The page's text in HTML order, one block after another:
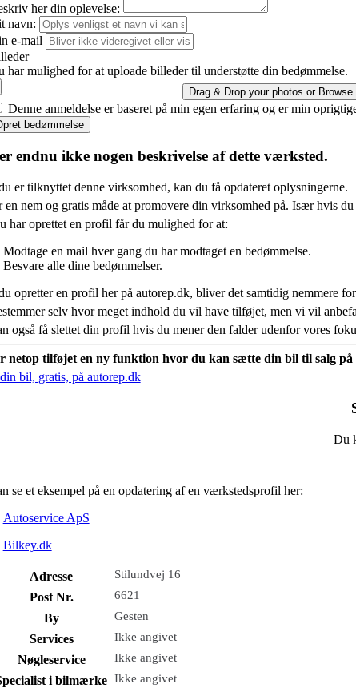
her din oplevelse:
navn:
e-mail
har mulighed for at uploade billeder til understøtte din bedømmelse.
Drag & Drop your photos or Browse
Denne anmeldelse er baseret på min egen erfaring og er min
bedømmelse
endnu ikke nogen beskrivelse af dette værksted.
er tilknyttet denne virksomhed, kan du få opdateret oplysningerne.
en nem og gratis måde at promovere din virksomhed på. Især hvis
har oprettet en profil får du mulighed for at:
Modtage en mail hver gang du har modtaget en bedømmelse.
Besvare alle dine bedømmelser.
opretter en profil her på autorep.dk, bliver det samtidig nemmere
selv hvor meget indhold du vil have tilføjet, men vi vil
også få slettet din profil hvis du mener den falder udenfor vores
netop tilføjet en ny funktion hvor du kan sætte din bil til salg
bil, gratis, på autorep.dk
Du
se et eksempel på en opdatering af en værkstedsprofil her:
Autoservice ApS
Bilkey.dk
Adresse Stilundvej 16
Post Nr. 6621
By Gesten
Services Ikke angivet
Nøgleservice Ikke angivet
i bilmærke Ikke angivet